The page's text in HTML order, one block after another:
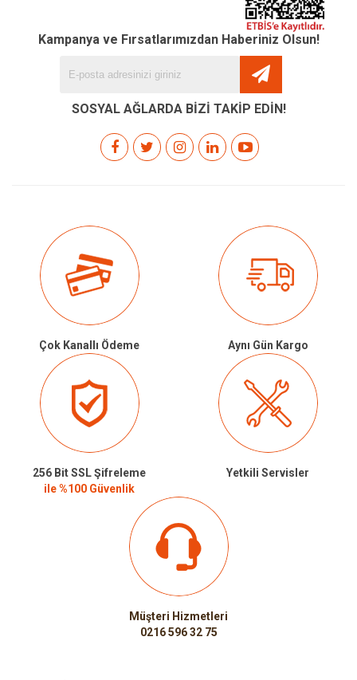
Kampanya ve Fırsatlarımızdan Haberiniz Olsun!
SOSYAL AĞLARDA BİZİ TAKİP EDİN!
Çok Kanallı Ödeme Aynı Gün Kargo
256 Bit SSL Şifreleme
ile %100 Güvenlik
Yetkili Servisler
Müşteri Hizmetleri
0216 596 32 75